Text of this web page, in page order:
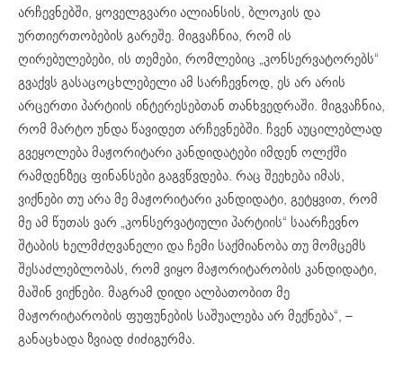
არჩევნებში, ყოველგვარი ალიანსის, ბლოკის და
ურთიერთობების გარეშე. მიგვაჩნია, რომ ის
ღირებულებები, ის თემები, რომლებიც „კონსერვატორებს“
გვაქვს გასაცოცხლებელი ამ სარჩევნოდ, ეს არ არის
არცერთი პარტიის ინტერესებთან თანხვედრაში. მიგვაჩნია,
რომ მარტო უნდა წავიდეთ არჩევნებში. ჩვენ აუცილებლად
გვეყოლება მაჟორიტარი კანდიდატები იმდენ ოლქში
რამდენზეც ფინანსები გაგვწვდება. რაც შეეხება იმას,
ვიქნები თუ არა მე მაჟორიტარი კანდიდატი, გეტყვით, რომ
მე ამ წუთას ვარ „კონსერვატიული პარტიის“ საარჩევნო
შტაბის ხელმძღვანელი და ჩემი საქმიანობა თუ მომცემს
შესაძლებლობას, რომ ვიყო მაჟორიტარობის კანდიდატი,
მაშინ ვიქნები. მაგრამ დიდი ალბათობით მე
მაჟორიტარობის ფუფუნების საშუალება არ მექნება“, –
განაცხადა ზვიად ძიძიგურმა.